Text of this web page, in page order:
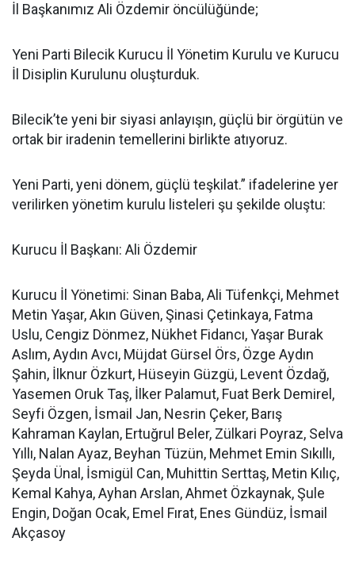
İl Başkanımız Ali Özdemir öncülüğünde;
Yeni Parti Bilecik Kurucu İl Yönetim Kurulu ve Kurucu
İl Disiplin Kurulunu oluşturduk.
Bilecik’te yeni bir siyasi anlayışın, güçlü bir örgütün ve
ortak bir iradenin temellerini birlikte atıyoruz.
Yeni Parti, yeni dönem, güçlü teşkilat.” ifadelerine yer
verilirken yönetim kurulu listeleri şu şekilde oluştu:
Kurucu İl Başkanı: Ali Özdemir
Kurucu İl Yönetimi: Sinan Baba, Ali Tüfenkçi, Mehmet
Metin Yaşar, Akın Güven, Şinasi Çetinkaya, Fatma
Uslu, Cengiz Dönmez, Nükhet Fidancı, Yaşar Burak
Aslım, Aydın Avcı, Müjdat Gürsel Örs, Özge Aydın
Şahin, İlknur Özkurt, Hüseyin Güzgü, Levent Özdağ,
Yasemen Oruk Taş, İlker Palamut, Fuat Berk Demirel,
Seyfi Özgen, İsmail Jan, Nesrin Çeker, Barış
Kahraman Kaylan, Ertuğrul Beler, Zülkari Poyraz, Selva
Yıllı, Nalan Ayaz, Beyhan Tüzün, Mehmet Emin Sıkıllı,
Şeyda Ünal, İsmigül Can, Muhittin Serttaş, Metin Kılıç,
Kemal Kahya, Ayhan Arslan, Ahmet Özkaynak, Şule
Engin, Doğan Ocak, Emel Fırat, Enes Gündüz, İsmail
Akçasoy